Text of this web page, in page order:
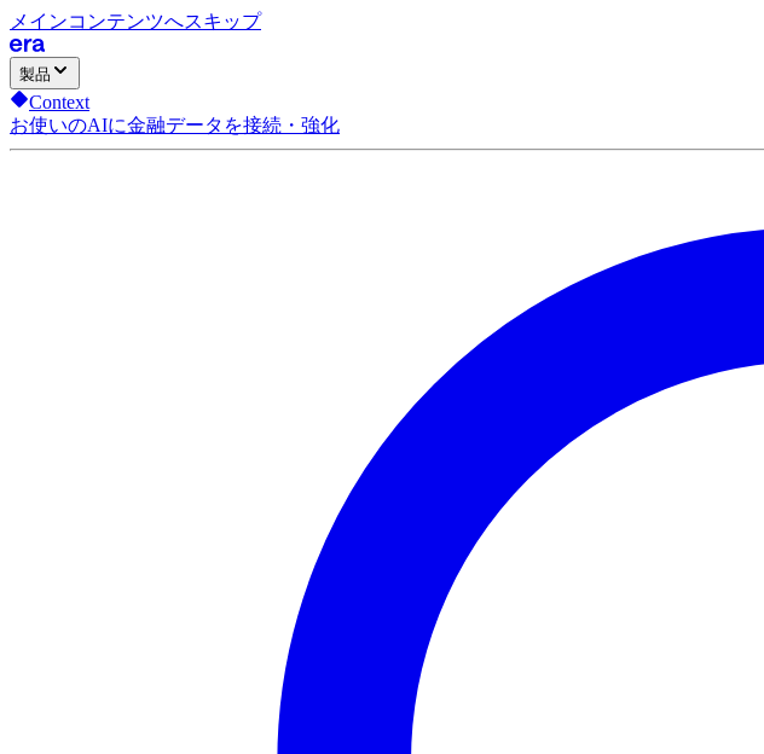
メインコンテンツへスキップ
製品
Context
お使いのAIに金融データを接続・強化